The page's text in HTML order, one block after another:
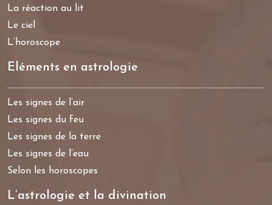
La réaction au lit
Le ciel
L’horoscope
Eléments en astrologie
Les signes de l’air
Les signes du feu
Les signes de la terre
Les signes de l’eau
Selon les horoscopes
L’astrologie et la divination